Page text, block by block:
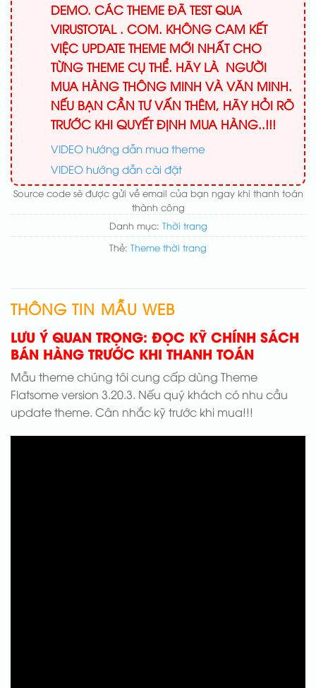
DEMO. CÁC THEME ĐÃ TEST QUA
VIRUSTOTAL . COM. KHÔNG CAM KẾT
VIỆC UPDATE THEME MỚI NHẤT CHO
TỪNG THEME CỤ THỂ. HÃY LÀ NGƯỜI
MUA HÀNG THÔNG MINH VÀ VĂN MINH.
NẾU BẠN CẦN TƯ VẤN THÊM, HÃY HỎI RÕ
TRƯỚC KHI QUYẾT ĐỊNH MUA HÀNG..!!!
VIDEO hướng dẫn mua theme
VIDEO hướng dẫn cài đặt
Source code sẽ được gửi về email của bạn ngay khi thanh toán
thành công
Danh mục: Thời trang
Thẻ: Theme thời trang
THÔNG TIN MẪU WEB
LƯU Ý QUAN TRỌNG: ĐỌC KỸ CHÍNH SÁCH
BÁN HÀNG TRƯỚC KHI THANH TOÁN
Mẫu theme chúng tôi cung cấp dùng Theme
Flatsome version 3.20.3. Nếu quý khách có nhu cầu
update theme. Cân nhắc kỹ trước khi mua!!!